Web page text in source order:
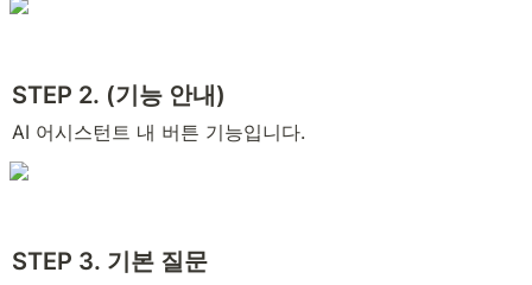
STEP 2. (기능 안내)
AI 어시스턴트 내 버튼 기능입니다.
STEP 3. 기본 질문